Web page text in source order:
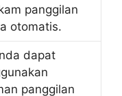
panggilan
otomatis.
dapat
panggilan